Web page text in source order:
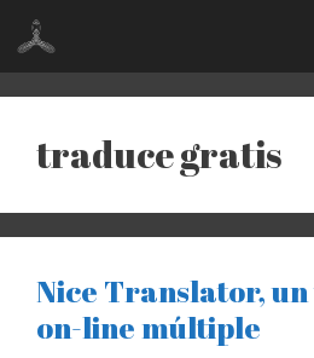
Saltar
contenido
traduce gratis
Nice Translator,
on-line múltiple